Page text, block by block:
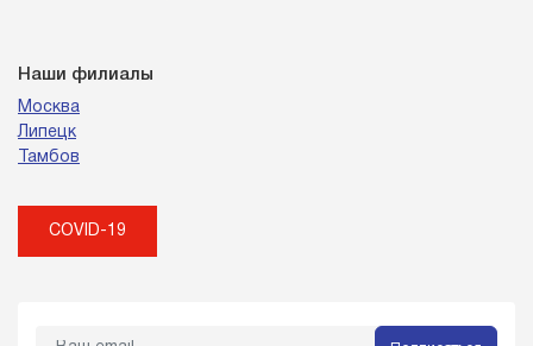
Наши филиалы
Москва
Липецк
Тамбов
COVID-19